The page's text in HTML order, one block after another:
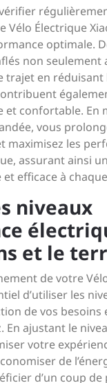
Vélo Électrique
optimale.
non seulement
trajet en
et confortable. En
vous
maximisez les
assurant ainsi
efficace à
niveaux
et le
de votre
d’utiliser les
de vos
ajustant le
votre
de
d’un coup de